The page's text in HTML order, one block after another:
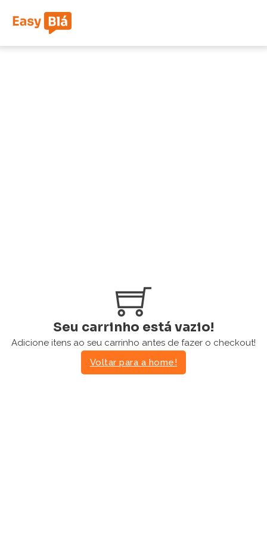
Seu carrinho está vazio!
Adicione itens ao seu carrinho antes de fazer o checkout!
Voltar para a home!